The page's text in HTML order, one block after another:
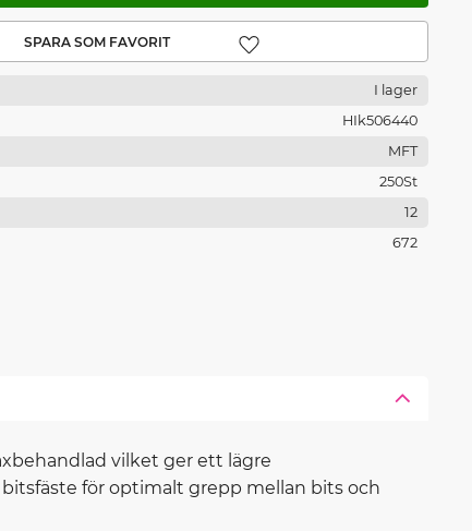
Lägg till i favoriter
I lager
HIk506440
MFT
250St
12
672
vilket ger ett lägre
för optimalt grepp mellan bits och